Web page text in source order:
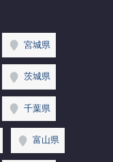
宮城県
茨城県
千葉県
富山県